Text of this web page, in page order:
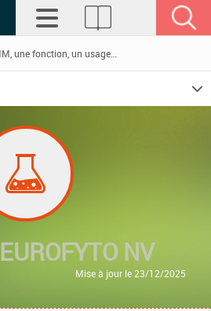
EUROFYTO NV
Mise à jour le 23/12/2025